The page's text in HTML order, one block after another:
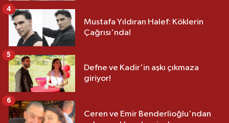
Mustafa Yıldıran Halef: Köklerin
Çağrısı'nda!
4
Defne ve Kadir'in aşkı çıkmaza
giriyor!
5
Ceren ve Emir Benderlioğlu'ndan
6